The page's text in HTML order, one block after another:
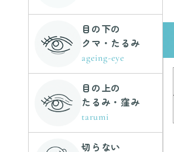
目の下の
クマ・たるみ
ageing-eye
目の上の
たるみ・窪み
tarumi
切らない